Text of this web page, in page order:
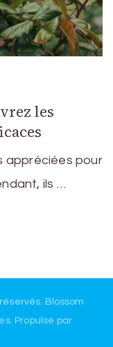
les
appréciées pour
ils …
Blossom
. Propulsé par